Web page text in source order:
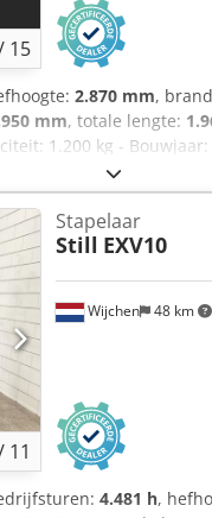
15
2.870 mm,
mm, totale lengte:
1.200 kg -
- CE markering
- Hefvermogen:
- Vorkbreedte:
Type: PZS 345 - └
Al Toha - └ Trog
1960mm x
[st.]: 1 Financiële
voor
Lent
11
Wijchen 48 km
Stapelaar
Still EXV10
4.481 h,